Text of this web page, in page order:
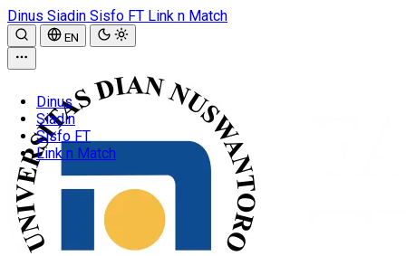
Dinus Siadin Sisfo FT Link n Match
EN
Dinus
Siadin
Sisfo FT
Link n Match